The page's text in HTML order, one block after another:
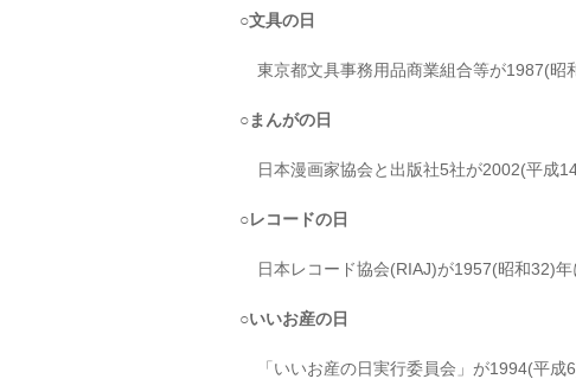
○文具の日
東京都文具事務用品商業組合等が1987(昭
○まんがの日
日本漫画家協会と出版社5社が2002(平成
○レコードの日
日本レコード協会(RIAJ)が1957(昭和32)年
○いいお産の日
「いいお産の日実行委員会」が1994(平